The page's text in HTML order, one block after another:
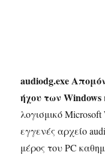
audiodg.exe
ήχου των Windows
λογισμικό
εγγενές αρχείο
μέρος του PC